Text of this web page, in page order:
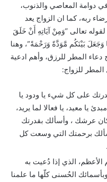
دوامة المعاصي والذنوب،
ربه، كما ان الزواج يعد
تعالى “وَمِنْ آيَاتِهِ أَنْ خَلَقَ
وَجَعَلَ بَيْنَكُم مَّوَدَّةً وَرَحْمَةً”، وهنا
المطر للرزق، وأهم ادعية
للزواج:
على كل شيء يا ودود يا
يا معيد، يا فعالا لما يريد،
عرشك ، وأسألك بقدرتك
برحمتك التي وسعت كل
الأعظم، الذي إذا دُعيت به
الحُسنى كلّها ما علمنا